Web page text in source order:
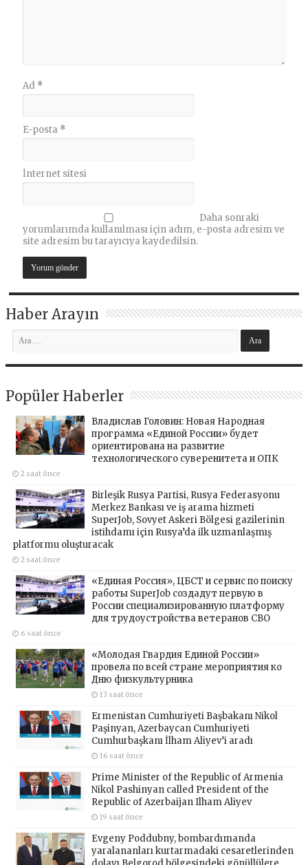
Ad *
E-posta *
İnternet sitesi
Daha sonraki
yorumlarımda kullanılması için adım, e-posta adresim ve
site adresim bu tarayıcıya kaydedilsin.
Haber Arayın
Popüler Haberler
Владислав Головин: Новая Народная
программа «Единой России» будет
ориентирована на развитие
технологического суверенитета и ОПК
2 saat önce
Birleşik Rusya Partisi, Rusya Federasyonu
Merkez Bankası ve iş arama hizmeti
SuperJob, Sovyet Askeri Bölgesi gazilerinin
istihdamı için Rusya’da ilk uzmanlaşmış
platformu oluşturacak
2 saat önce
«Единая Россия», ЦБСТ и сервис по поиску
работы SuperJob создадут первую в
России специализированную платформу
для трудоустройства ветеранов СВО
6 saat önce
«Молодая Гвардия Единой России»
провела по всей стране мероприятия ко
Дню физкультурника
13 saat önce
Ermenistan Cumhuriyeti Başbakanı Nikol
Paşinyan, Azerbaycan Cumhuriyeti
Cumhurbaşkanı İlham Aliyev’i aradı
16 saat önce
Prime Minister of the Republic of Armenia
Nikol Pashinyan called President of the
Republic of Azerbaijan Ilham Aliyev
19 saat önce
Evgeny Poddubny, bombardımanda
yaralananları kurtarmadaki cesaretlerinden